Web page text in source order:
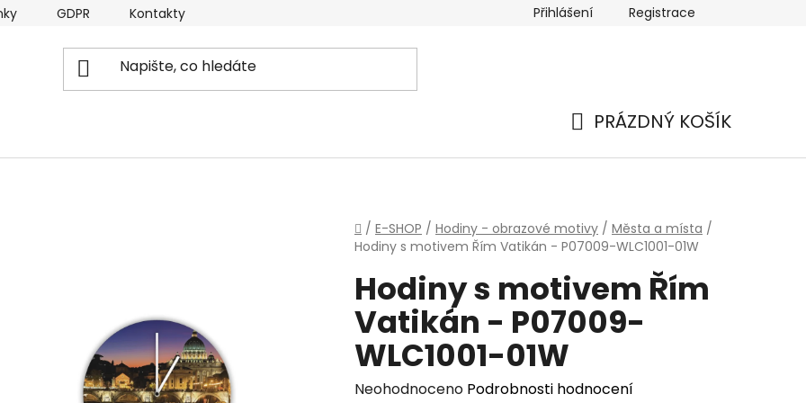
GDPR Kontakty Přihlášení Registrace
PRÁZDNÝ KOŠÍK
Domů
/ E-SHOP / Hodiny - obrazové motivy / Města a místa /
Hodiny s motivem Řím Vatikán - P07009-WLC1001-01W
Hodiny s motivem Řím
Vatikán - P07009-
WLC1001-01W
Průměrné
Neohodnoceno Podrobnosti hodnocení